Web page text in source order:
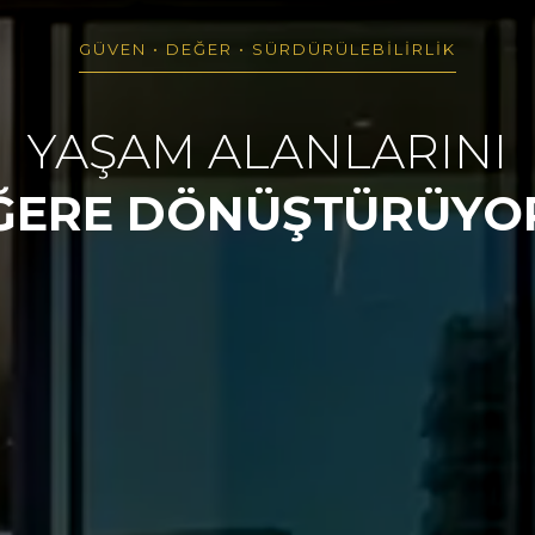
GÜVEN • DEĞER • SÜRDÜRÜLEBİLİRLİK
YAŞAM ALANLARINI